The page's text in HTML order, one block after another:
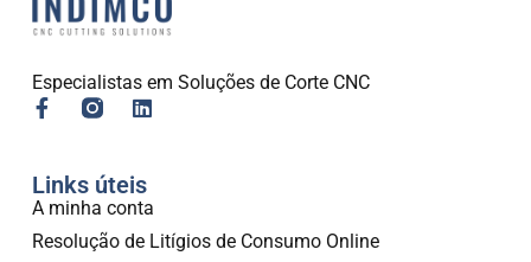
Especialistas em Soluções de Corte CNC
Links úteis
A minha conta
Resolução de Litígios de Consumo Online